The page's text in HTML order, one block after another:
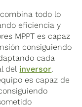
todo lo
eficiencia y
MPPT es capaz
consiguiendo
cada
del inversor.
es capaz de